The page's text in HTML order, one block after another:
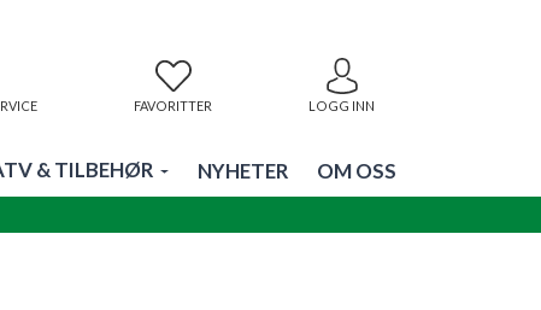
FAVORITTER LOGG INN
& TILBEHØR NYHETER OM OSS